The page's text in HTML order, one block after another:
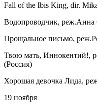
Fall of the Ibis King, dir.
Водопроводчик, реж.Анна
Прощальное письмо,
Твою мать, Иннокентий!,
(Россия)
Хорошая девочка Лида,
19 ноября